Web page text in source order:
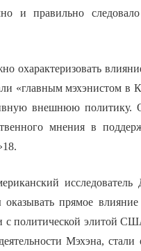
и правильно
охарактеризовать
«главным мэхэнистом в
внешнюю политику.
мнения в
прямое
с политической элитой
Мэхэна,